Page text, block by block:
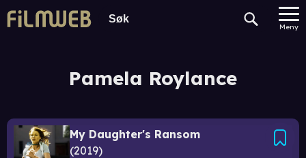
Meny
Pamela Roylance
My Daughter's Ransom
2019